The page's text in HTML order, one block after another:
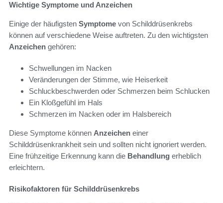
Wichtige Symptome und Anzeichen
Einige der häufigsten Symptome von Schilddrüsenkrebs
können auf verschiedene Weise auftreten. Zu den wichtigsten
Anzeichen gehören:
Schwellungen im Nacken
Veränderungen der Stimme, wie Heiserkeit
Schluckbeschwerden oder Schmerzen beim Schlucken
Ein Kloßgefühl im Hals
Schmerzen im Nacken oder im Halsbereich
Diese Symptome können Anzeichen einer
Schilddrüsenkrankheit sein und sollten nicht ignoriert werden.
Eine frühzeitige Erkennung kann die Behandlung erheblich
erleichtern.
Risikofaktoren für Schilddrüsenkrebs